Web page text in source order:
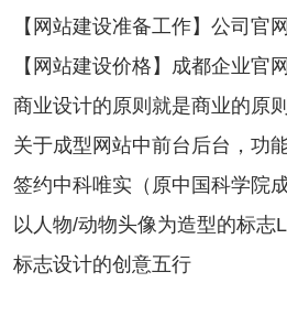
商业设计的原则就是商业的原则
标志设计的创意五行